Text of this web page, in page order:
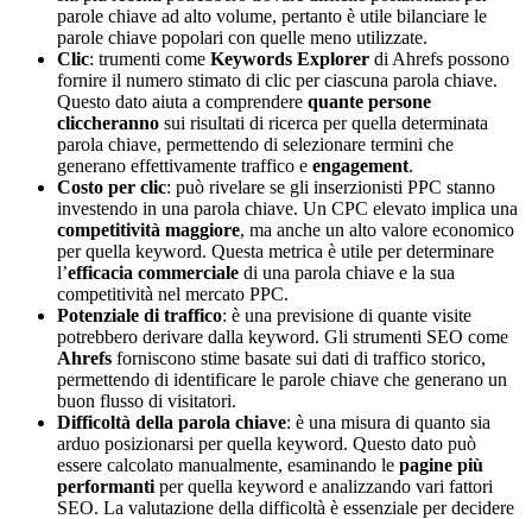
parole chiave ad alto volume, pertanto è utile bilanciare le
parole chiave popolari con quelle meno utilizzate.
Clic: trumenti come Keywords Explorer di Ahrefs possono
fornire il numero stimato di clic per ciascuna parola chiave.
Questo dato aiuta a comprendere quante persone
cliccheranno sui risultati di ricerca per quella determinata
parola chiave, permettendo di selezionare termini che
generano effettivamente traffico e engagement.
Costo per clic: può rivelare se gli inserzionisti PPC stanno
investendo in una parola chiave. Un CPC elevato implica una
competitività maggiore, ma anche un alto valore economico
per quella keyword. Questa metrica è utile per determinare
l’efficacia commerciale di una parola chiave e la sua
competitività nel mercato PPC.
Potenziale di traffico: è una previsione di quante visite
potrebbero derivare dalla keyword. Gli strumenti SEO come
Ahrefs forniscono stime basate sui dati di traffico storico,
permettendo di identificare le parole chiave che generano un
buon flusso di visitatori.
Difficoltà della parola chiave: è una misura di quanto sia
arduo posizionarsi per quella keyword. Questo dato può
essere calcolato manualmente, esaminando le pagine più
performanti per quella keyword e analizzando vari fattori
SEO. La valutazione della difficoltà è essenziale per decidere